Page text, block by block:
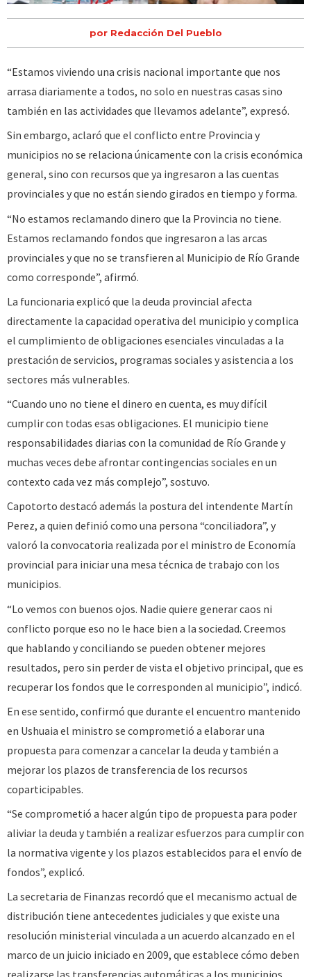
por Redacción Del Pueblo
“Estamos viviendo una crisis nacional importante que nos
arrasa diariamente a todos, no solo en nuestras casas sino
también en las actividades que llevamos adelante”, expresó.
Sin embargo, aclaró que el conflicto entre Provincia y
municipios no se relaciona únicamente con la crisis económica
general, sino con recursos que ya ingresaron a las cuentas
provinciales y que no están siendo girados en tiempo y forma.
“No estamos reclamando dinero que la Provincia no tiene.
Estamos reclamando fondos que ingresaron a las arcas
provinciales y que no se transfieren al Municipio de Río Grande
como corresponde”, afirmó.
La funcionaria explicó que la deuda provincial afecta
directamente la capacidad operativa del municipio y complica
el cumplimiento de obligaciones esenciales vinculadas a la
prestación de servicios, programas sociales y asistencia a los
sectores más vulnerables.
“Cuando uno no tiene el dinero en cuenta, es muy difícil
cumplir con todas esas obligaciones. El municipio tiene
responsabilidades diarias con la comunidad de Río Grande y
muchas veces debe afrontar contingencias sociales en un
contexto cada vez más complejo”, sostuvo.
Capotorto destacó además la postura del intendente Martín
Perez, a quien definió como una persona “conciliadora”, y
valoró la convocatoria realizada por el ministro de Economía
provincial para iniciar una mesa técnica de trabajo con los
municipios.
“Lo vemos con buenos ojos. Nadie quiere generar caos ni
conflicto porque eso no le hace bien a la sociedad. Creemos
que hablando y conciliando se pueden obtener mejores
resultados, pero sin perder de vista el objetivo principal, que es
recuperar los fondos que le corresponden al municipio”, indicó.
En ese sentido, confirmó que durante el encuentro mantenido
en Ushuaia el ministro se comprometió a elaborar una
propuesta para comenzar a cancelar la deuda y también a
mejorar los plazos de transferencia de los recursos
coparticipables.
“Se comprometió a hacer algún tipo de propuesta para poder
aliviar la deuda y también a realizar esfuerzos para cumplir con
la normativa vigente y los plazos establecidos para el envío de
fondos”, explicó.
La secretaria de Finanzas recordó que el mecanismo actual de
distribución tiene antecedentes judiciales y que existe una
resolución ministerial vinculada a un acuerdo alcanzado en el
marco de un juicio iniciado en 2009, que establece cómo deben